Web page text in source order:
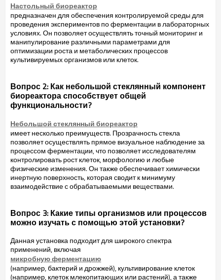
Настольный биореактор
предназначен для обеспечения контролируемой среды для
проведения экспериментов по ферментации в лабораторных
условиях. Он позволяет осуществлять точный мониторинг и
манипулирование различными параметрами для
оптимизации роста и метаболических процессов
культивируемых организмов или клеток.
Вопрос 2: Как небольшой стеклянный компонент
биореактора способствует общей
функциональности?
Небольшой стеклянный биореактор
имеет несколько преимуществ. Прозрачность стекла
позволяет осуществлять прямое визуальное наблюдение за
процессом ферментации, что позволяет исследователям
контролировать рост клеток, морфологию и любые
физические изменения. Он также обеспечивает химически
инертную поверхность, которая сводит к минимуму
взаимодействие с обрабатываемыми веществами.
Вопрос 3: Какие типы организмов или процессов
можно изучать с помощью этой установки?
Данная установка подходит для широкого спектра
применений, включая
микробную ферментацию
(например, бактерий и дрожжей), культивирование клеток
(например, клеток млекопитающих или растений), а также